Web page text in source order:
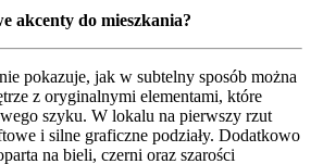
akcenty do mieszkania?
pokazuje, jak w subtelny sposób można
z oryginalnymi elementami, które
szyku. W lokalu na pierwszy rzut
i silne graficzne podziały. Dodatkowo
na bieli, czerni oraz szarości